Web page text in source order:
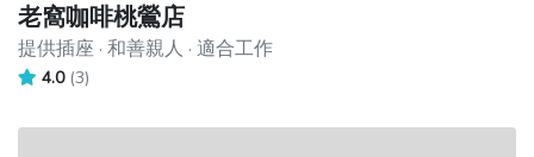
老窩咖啡桃鶯店
提供插座 · 和善親人 · 適合工作
4.0 (3)